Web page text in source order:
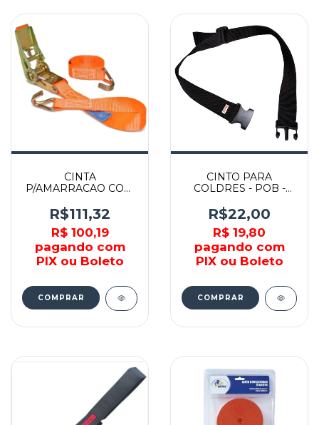
CINTA
P/AMARRACAO COM
AMATOOLS
R$111,32
R$ 100,19
pagando com
PIX ou Boleto
CINTO PARA
COLDRES - POB -
R$22,00
R$ 19,80
pagando com
PIX ou Boleto
COMPRAR